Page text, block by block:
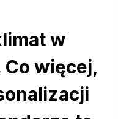
w
więcej,